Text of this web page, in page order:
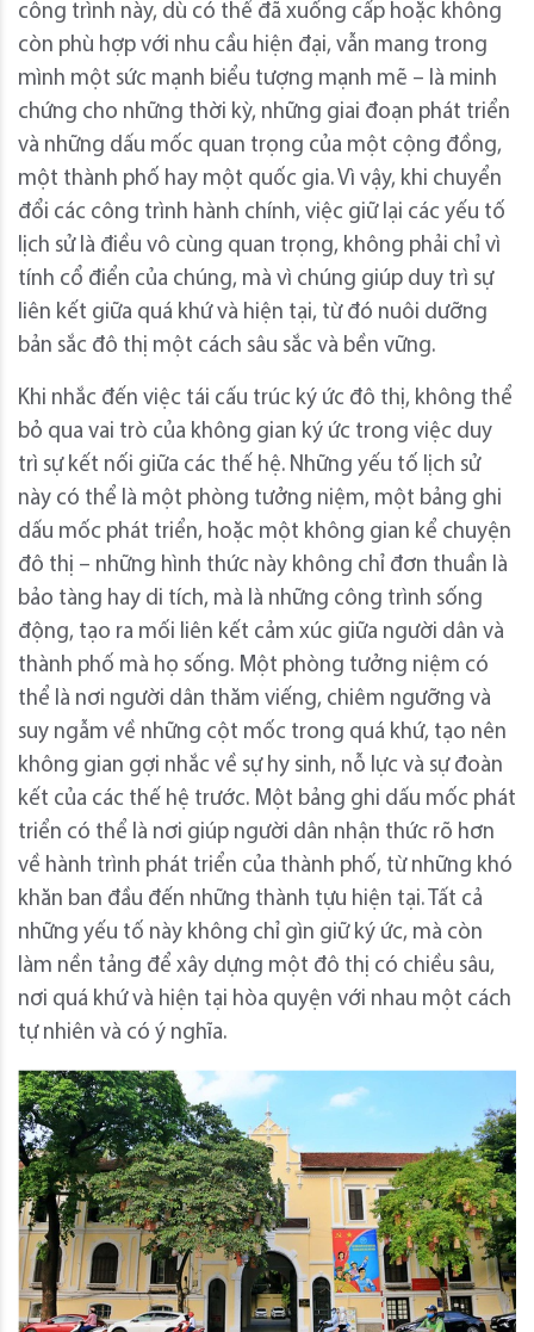
công trình này, dù có thể đã xuống cấp hoặc không
còn phù hợp với nhu cầu hiện đại, vẫn mang trong
mình một sức mạnh biểu tượng mạnh mẽ – là minh
chứng cho những thời kỳ, những giai đoạn phát triển
và những dấu mốc quan trọng của một cộng đồng,
một thành phố hay một quốc gia. Vì vậy, khi chuyển
đổi các công trình hành chính, việc giữ lại các yếu tố
lịch sử là điều vô cùng quan trọng, không phải chỉ vì
tính cổ điển của chúng, mà vì chúng giúp duy trì sự
liên kết giữa quá khứ và hiện tại, từ đó nuôi dưỡng
bản sắc đô thị một cách sâu sắc và bền vững.
Khi nhắc đến việc tái cấu trúc ký ức đô thị, không thể
bỏ qua vai trò của không gian ký ức trong việc duy
trì sự kết nối giữa các thế hệ. Những yếu tố lịch sử
này có thể là một phòng tưởng niệm, một bảng ghi
dấu mốc phát triển, hoặc một không gian kể chuyện
đô thị – những hình thức này không chỉ đơn thuần là
bảo tàng hay di tích, mà là những công trình sống
động, tạo ra mối liên kết cảm xúc giữa người dân và
thành phố mà họ sống. Một phòng tưởng niệm có
thể là nơi người dân thăm viếng, chiêm ngưỡng và
suy ngẫm về những cột mốc trong quá khứ, tạo nên
không gian gợi nhắc về sự hy sinh, nỗ lực và sự đoàn
kết của các thế hệ trước. Một bảng ghi dấu mốc phát
triển có thể là nơi giúp người dân nhận thức rõ hơn
về hành trình phát triển của thành phố, từ những khó
khăn ban đầu đến những thành tựu hiện tại. Tất cả
những yếu tố này không chỉ gìn giữ ký ức, mà còn
làm nền tảng để xây dựng một đô thị có chiều sâu,
nơi quá khứ và hiện tại hòa quyện với nhau một cách
tự nhiên và có ý nghĩa.